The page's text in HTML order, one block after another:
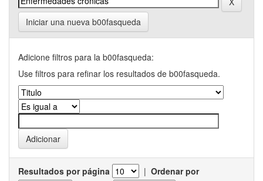
Iniciar una nueva b00fasqueda
Adicione filtros para la b00fasqueda:
Use filtros para refinar los resultados de b00fasqueda.
Resultados por página | Ordenar por